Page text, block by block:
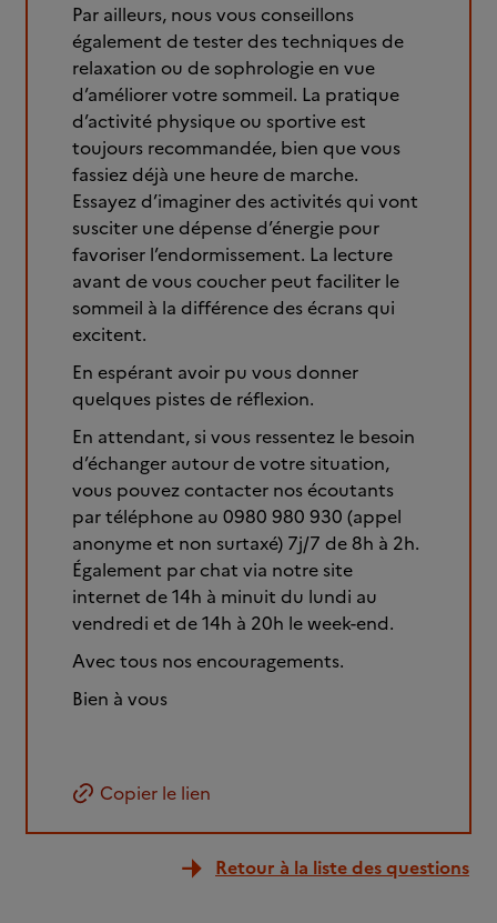
Par ailleurs, nous vous conseillons
également de tester des techniques de
relaxation ou de sophrologie en vue
d’améliorer votre sommeil. La pratique
d’activité physique ou sportive est
toujours recommandée, bien que vous
fassiez déjà une heure de marche.
Essayez d’imaginer des activités qui vont
susciter une dépense d’énergie pour
favoriser l’endormissement. La lecture
avant de vous coucher peut faciliter le
sommeil à la différence des écrans qui
excitent.
En espérant avoir pu vous donner
quelques pistes de réflexion.
En attendant, si vous ressentez le besoin
d’échanger autour de votre situation,
vous pouvez contacter nos écoutants
par téléphone au 0980 980 930 (appel
anonyme et non surtaxé) 7j/7 de 8h à 2h.
Également par chat via notre site
internet de 14h à minuit du lundi au
vendredi et de 14h à 20h le week-end.
Avec tous nos encouragements.
Bien à vous
Copier le lien
Retour à la liste des questions